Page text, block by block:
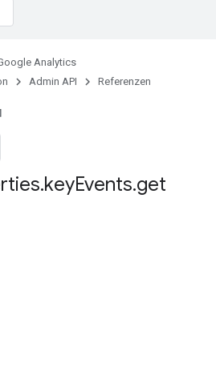
Analytics
Admin API Referenzen
.keyEvents.get